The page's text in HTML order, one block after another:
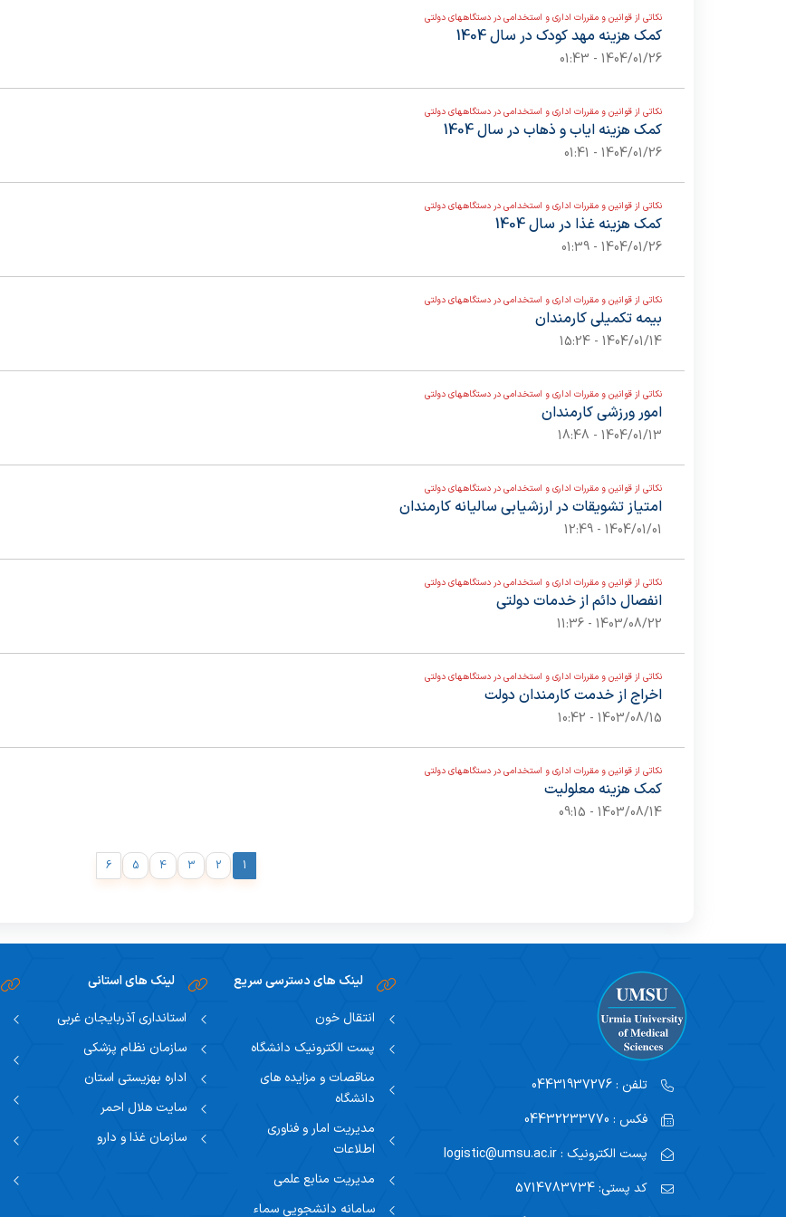
ارزش ها
چشم انداز / دورنما
دبیرخانه برنامه ریزی ،سرمایه
نکاتی از قوانین و مقررات اداری و استخدامی در دستگاههای دولتی
کمک هزینه مهد کودک در سال 1404
1404/01/26 - 01:43
نکاتی از قوانین و مقررات اداری و استخدامی در دستگاههای دولتی
کمک هزینه ایاب و ذهاب در سال 1404
1404/01/26 - 01:41
نکاتی از قوانین و مقررات اداری و استخدامی در دستگاههای دولتی
کمک هزینه غذا در سال 1404
1404/01/26 - 01:39
نکاتی از قوانین و مقررات اداری و استخدامی در دستگاههای دولتی
بیمه تکمیلی کارمندان
1404/01/14 - 15:24
نکاتی از قوانین و مقررات اداری و استخدامی در دستگاههای دولتی
امور ورزشی کارمندان
1404/01/13 - 18:48
نکاتی از قوانین و مقررات اداری و استخدامی در دستگاههای دولتی
امتیاز تشویقات در ارزشیابی سالیانه کارمندان
1404/01/01 - 12:49
نکاتی از قوانین و مقررات اداری و استخدامی در دستگاههای دولتی
انفصال دائم از خدمات دولتی
1403/08/22 - 11:36
نکاتی از قوانین و مقررات اداری و استخدامی در دستگاههای دولتی
اخراج از خدمت کارمندان دولت
1403/08/15 - 10:42
نکاتی از قوانین و مقررات اداری و استخدامی در دستگاههای دولتی
کمک هزینه معلولیت
1403/08/14 - 09:15
1
2
3
4
5
6
تلفن :04431937276
فکس : 04432233770
پست الکترونیک :logistic@umsu.ac.ir
کد پستی:5714783734
لینک های دسترسی سریع
انتقال خون
پست الکترونیک دانشگاه
مناقصات و مزایده های
دانشگاه
مدیریت امار و فناوری
اطلاعات
مدیریت منابع علمی
سامانه دانشجویی سماء
لینک های استانی
استانداری آذربایجان غربی
سازمان نظام پزشکی
اداره بهزیستی استان
سایت هلال احمر
سازمان غذا و دارو